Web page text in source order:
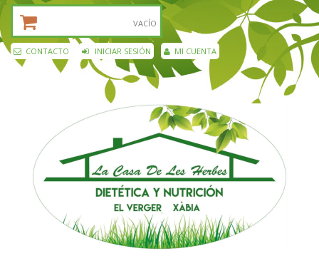
VACÍO
CONTACTO INICIAR SESIÓN MI CUENTA